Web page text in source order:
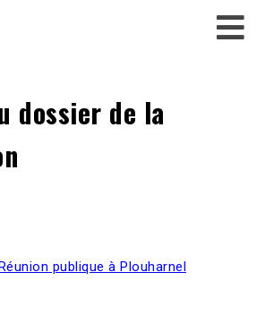
dossier de la
publique à Plouharnel